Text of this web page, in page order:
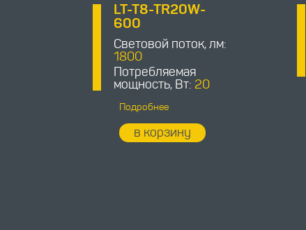
LT-T8-TR20W-
600
Световой поток, лм:
1800
Потребляемая
мощность, Вт: 20
Подробнее
в корзину